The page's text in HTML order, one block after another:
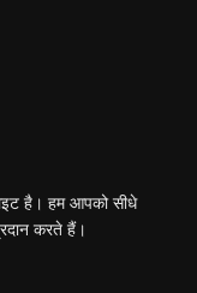
है। हम आपको सीधे
करते हैं।